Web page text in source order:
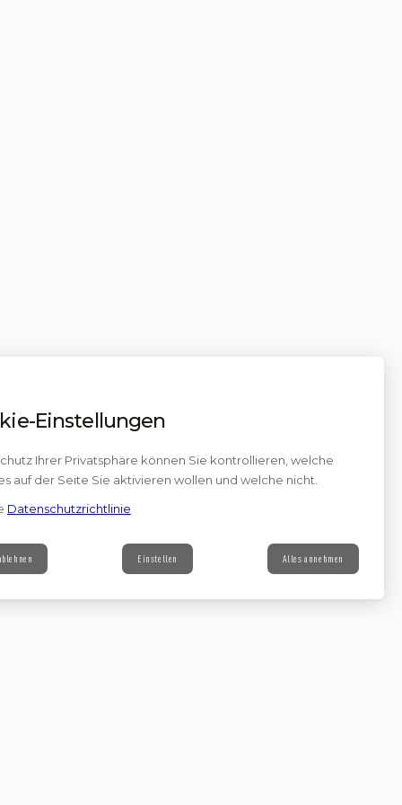
Contact
Einstellungen
Ihrer Privatsphäre können Sie kontrollieren, welche
auf der Seite Sie aktivieren wollen und welche nicht.
Datenschutzrichtlinie
Einstellen Alles annehmen